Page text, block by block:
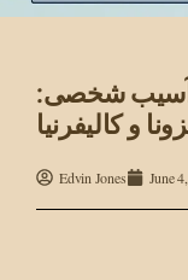
آسیب شخصی:
و کالیفرنیا
Edvin Jones June